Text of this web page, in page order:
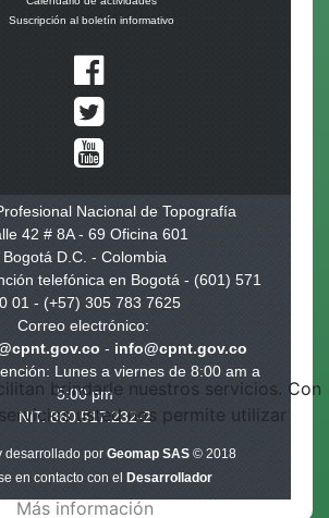
Suscripción al boletín informativo
Nacional de Topografía
42 # 8A - 69 Oficina 601
Bogotá D.C. - Colombia
telefónica en Bogotá - (601) 571
01 - (+57) 305 783 7625
Correo electrónico:
- info@cpnt.gov.co
Lunes a viernes de 8:00 am a
5:00 pm
NIT. 860.517.232-2
desarrollado por Geomap SAS© 2018
en contacto con el
Desarrollador
brindarle nuestros servicios. Con
usted nos permite utilizar
Más información